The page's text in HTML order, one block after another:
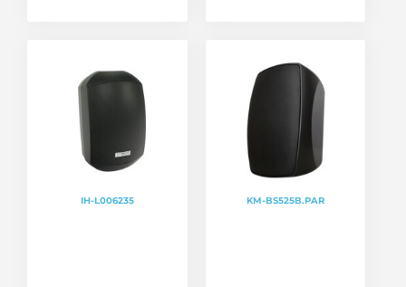
IH-L006235 KM-BS525B.PAR